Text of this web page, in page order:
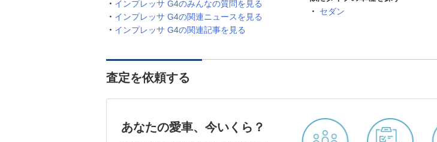
インプレッサ G4のみんなの質問を見る
インプレッサ G4の関連ニュースを見る
インプレッサ G4の関連記事を見る
セダン
査定を依頼する
あなたの愛車、今いくら？